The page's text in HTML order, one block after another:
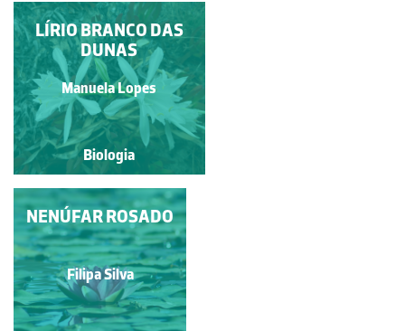
LÍRIO
Pedro Freitas
Biologia
LÍRIO BRANCO DAS
DUNAS
Manuela Lopes
Biologia
NENÚFAR ROSADO
Filipa Silva